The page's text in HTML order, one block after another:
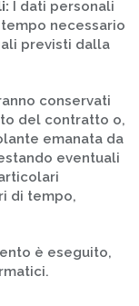
I dati personali
necessario
previsti dalla
conservati
del contratto o,
emanata da
eventuali
di tempo,
è eseguito,